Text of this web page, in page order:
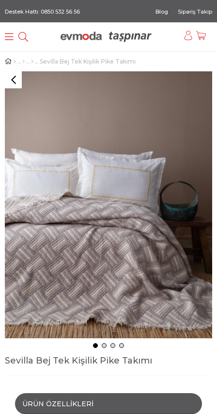
Destek Hattı: 0850 532 56 56 Blog Sipariş Takip
Sevilla Bej Tek Kişilik Pike Takımı
Sevilla Bej Tek Kişilik Pike Takımı
ÜRÜN ÖZELLIKLERI